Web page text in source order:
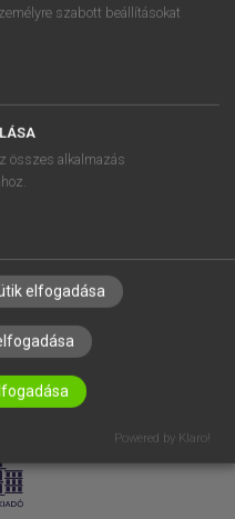
ADATVÉDELEM
szabott beállításokat
összes alkalmazás
elfogadása
Powered by Klaro!